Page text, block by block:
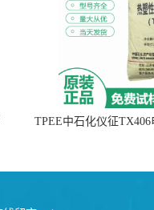
TPEE中石化仪征